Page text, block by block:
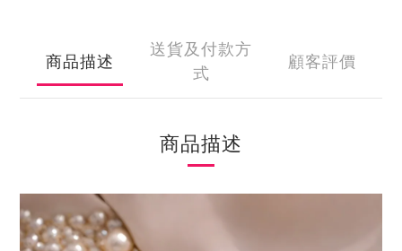
商品描述
送貨及付款方
式
顧客評價
商品描述